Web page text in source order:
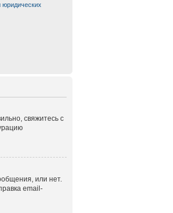
юридических
свяжитесь с
или нет.
email-